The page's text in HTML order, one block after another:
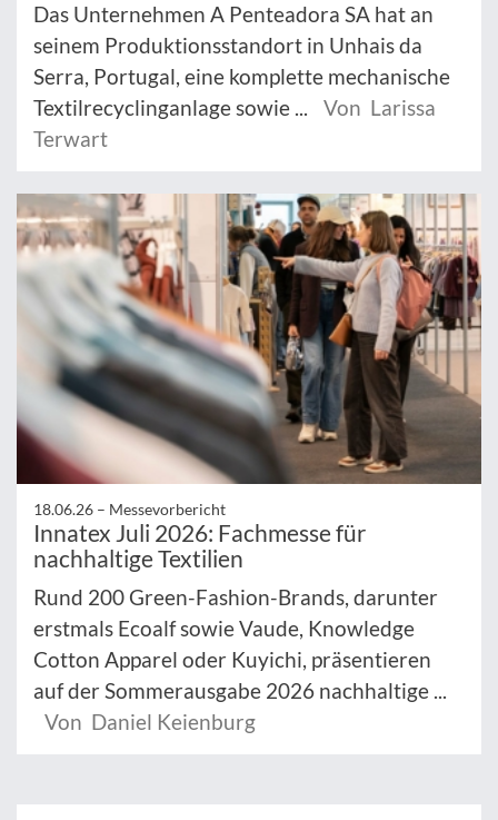
Das Unternehmen A Penteadora SA hat an
seinem Produktionsstandort in Unhais da
Serra, Portugal, eine komplette mechanische
Textilrecyclinganlage sowie ...
Von Larissa
Terwart
18.06.26 – Messevorbericht
Innatex Juli 2026: Fachmesse für
nachhaltige Textilien
Rund 200 Green-Fashion-Brands, darunter
erstmals Ecoalf sowie Vaude, Knowledge
Cotton Apparel oder Kuyichi, präsentieren
auf der Sommerausgabe 2026 nachhaltige ...
Von Daniel Keienburg